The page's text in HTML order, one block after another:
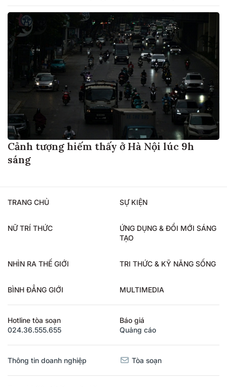
Cảnh tượng hiếm thấy ở Hà Nội lúc 9h
sáng
TRANG CHỦ SỰ KIỆN
NỮ TRÍ THỨC
ỨNG DỤNG & ĐỔI MỚI SÁNG
TẠO
NHÌN RA THẾ GIỚI TRI THỨC & KỸ NĂNG SỐNG
BÌNH ĐẲNG GIỚI MULTIMEDIA
Hotline tòa soạn
024.36.555.655
Báo giá
Quảng cáo
Thông tin doanh nghiệp Tòa soạn